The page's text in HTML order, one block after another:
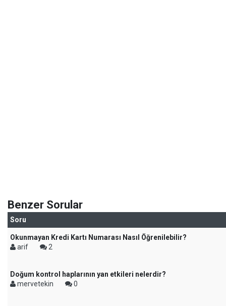
Benzer Sorular
Soru
Okunmayan Kredi Kartı Numarası Nasıl Öğrenilebilir?
arif
2
Doğum kontrol haplarının yan etkileri nelerdir?
mervetekin
0